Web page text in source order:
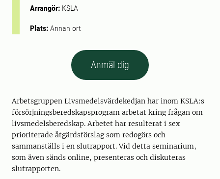
Arrangör: KSLA
Plats: Annan ort
Anmäl dig
Arbetsgruppen Livsmedelsvärdekedjan har inom KSLA:s
försörjningsberedskapsprogram arbetat kring frågan om
livsmedelsberedskap. Arbetet har resulterat i sex
prioriterade åtgärdsförslag som redogörs och
sammanställs i en slutrapport. Vid detta seminarium,
som även sänds online, presenteras och diskuteras
slutrapporten.